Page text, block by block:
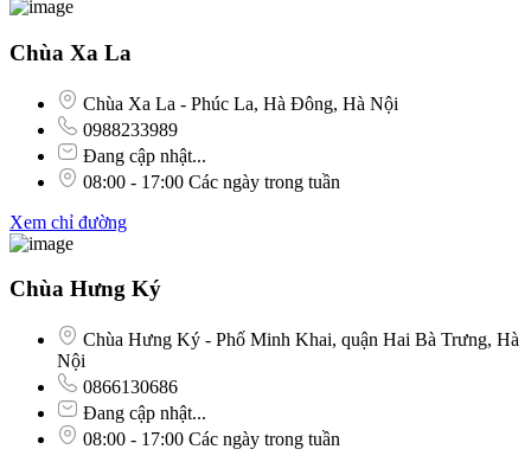
Chùa Xa La
Chùa Xa La - Phúc La, Hà Đông, Hà Nội
0988233989
Đang cập nhật...
08:00 - 17:00 Các ngày trong tuần
Xem chỉ đường
Chùa Hưng Ký
Chùa Hưng Ký - Phố Minh Khai, quận Hai Bà Trưng, Hà
Nội
0866130686
Đang cập nhật...
08:00 - 17:00 Các ngày trong tuần